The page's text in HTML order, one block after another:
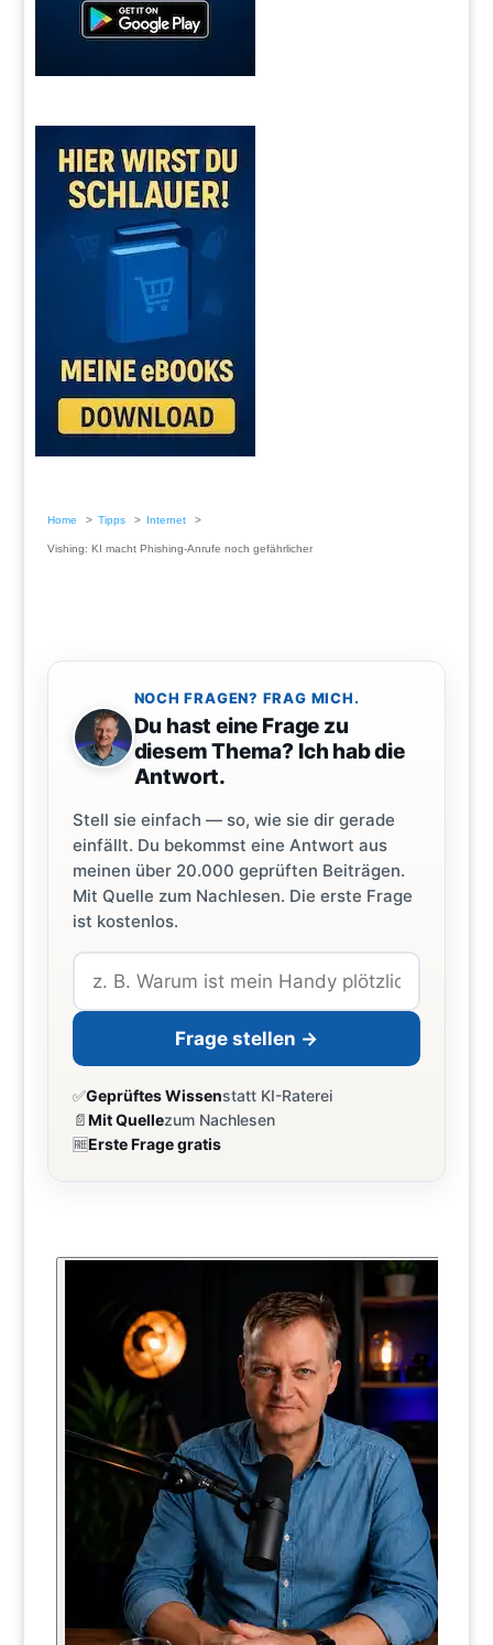
Home Tipps Internet
Vishing: KI macht Phishing-Anrufe noch gefährlicher
NOCH FRAGEN? FRAG MICH.
Du hast eine Frage zu
diesem Thema? Ich hab die
Antwort.
Stell sie einfach — so, wie sie dir gerade
einfällt. Du bekommst eine Antwort aus
meinen über 20.000 geprüften Beiträgen.
Mit Quelle zum Nachlesen. Die erste Frage
ist kostenlos.
Frage stellen →
✅Geprüftes Wissenstatt KI-Raterei
📄Mit Quellezum Nachlesen
🆓Erste Frage gratis